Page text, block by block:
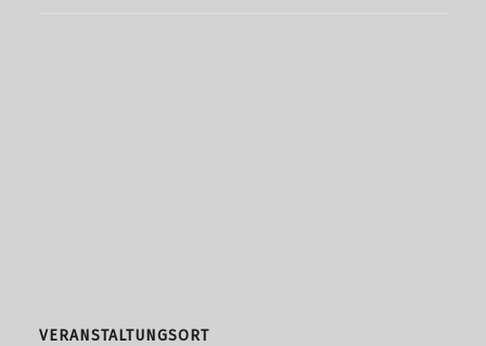
VERANSTALTUNGSORT